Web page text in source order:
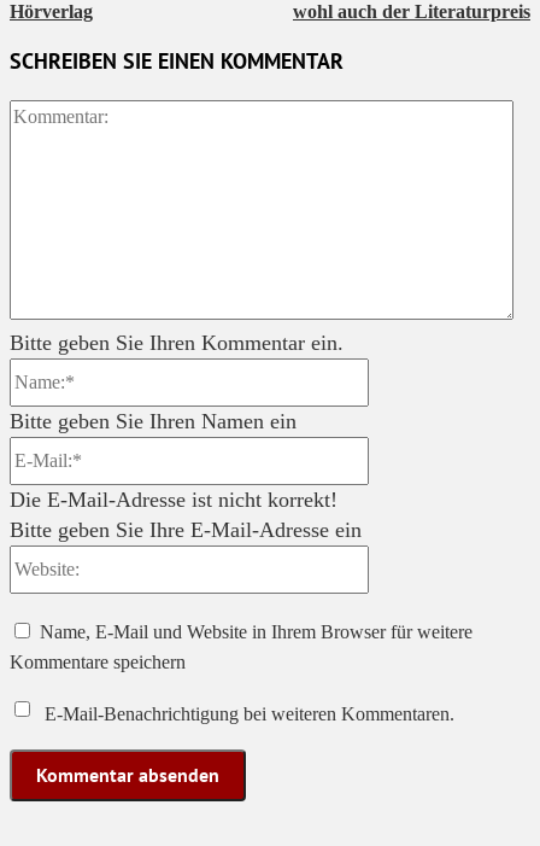
Hörverlag
wohl auch der Literaturpreis
SCHREIBEN SIE EINEN KOMMENTAR
Bitte geben Sie Ihren Kommentar ein.
Bitte geben Sie Ihren Namen ein
Mail:*
Die E-Mail-Adresse ist nicht korrekt!
Bitte geben Sie Ihre E-Mail-Adresse ein
Name, E-Mail und Website in Ihrem Browser für weitere
Kommentare speichern
E-Mail-Benachrichtigung bei weiteren Kommentaren.